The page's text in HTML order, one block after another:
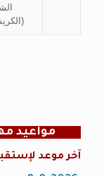
مواعيد
آخر موعد